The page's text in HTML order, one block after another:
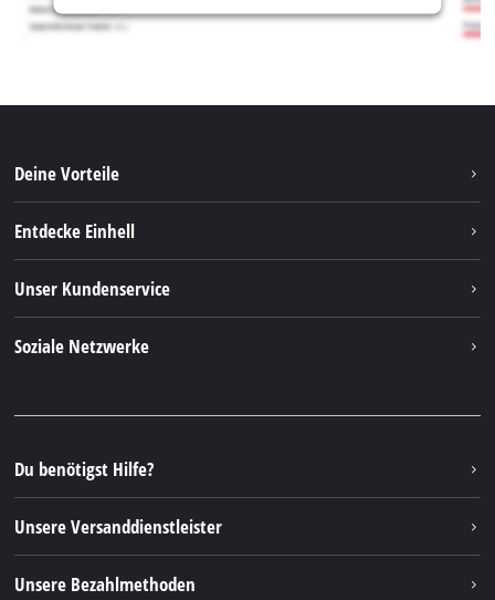
Deine Vorteile
Entdecke Einhell
Nachhaltigkeit
Unser Kundenservice
FAQs
Rücksendungen / Widerruf
Verpackungsrichtlinien
Hinweise zur Batterieentsorgung
Soziale Netzwerke
Instagram
TikTok
Pinterest
Linkedin
Du benötigst Hilfe?
Unsere Versanddienstleister
Unsere Bezahlmethoden